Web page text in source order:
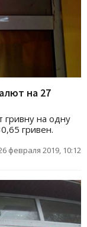
на 27
гривну на одну
гривен.
февраля 2019, 10:12